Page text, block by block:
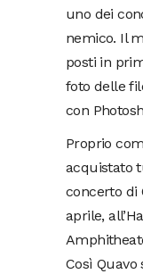
uno dei
nemico. Il
posti in
foto delle
con
Proprio
acquistato
concerto di
aprile,
Così